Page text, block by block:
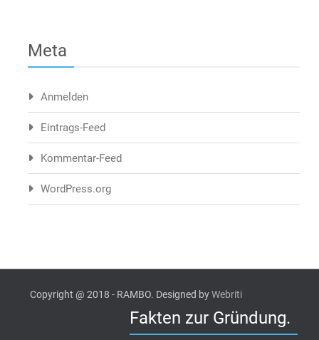
Meta
Anmelden
Eintrags-Feed
Kommentar-Feed
WordPress.org
Copyright @ 2018 - RAMBO. Designed byWebriti
Fakten zur Gründung.